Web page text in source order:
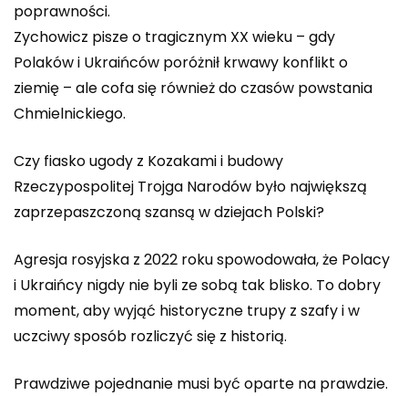
poprawności.
Zychowicz pisze o tragicznym XX wieku – gdy
Polaków i Ukraińców poróżnił krwawy konflikt o
ziemię – ale cofa się również do czasów powstania
Chmielnickiego.
Czy fiasko ugody z Kozakami i budowy
Rzeczypospolitej Trojga Narodów było największą
zaprzepaszczoną szansą w dziejach Polski?
Agresja rosyjska z 2022 roku spowodowała, że Polacy
i Ukraińcy nigdy nie byli ze sobą tak blisko. To dobry
moment, aby wyjąć historyczne trupy z szafy i w
uczciwy sposób rozliczyć się z historią.
Prawdziwe pojednanie musi być oparte na prawdzie.